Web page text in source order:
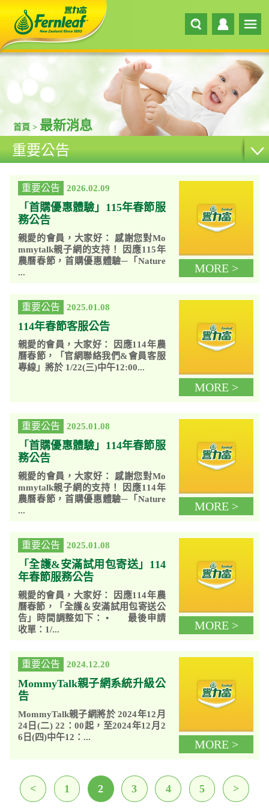
首頁 > 最新消息
重要公告
重要公告 2026.02.09
「首購優惠體驗」115年春節服
務公告
親愛的會員，大家好： 感謝您對Mo
mmytalk親子網的支持！ 因應115年
農曆春節，首購優惠體驗─「Nature
...
MORE >
重要公告 2025.01.08
114年春節客服公告
親愛的會員，大家好： 因應114年農
曆春節，「官網聯絡我們&會員客服
專線」將於 1/22(三)中午12:00...
MORE >
重要公告 2025.01.08
「首購優惠體驗」114年春節服
務公告
親愛的會員，大家好： 感謝您對Mo
mmytalk親子網的支持！ 因應114年
農曆春節，首購優惠體驗─「Nature
...
MORE >
重要公告 2025.01.08
「全護&安滿試用包寄送」114
年春節服務公告
親愛的會員，大家好： 因應114年農
曆春節，「全護＆安滿試用包寄送公
告」時間調整如下： • 最後申請
收單：1/...
MORE >
重要公告 2024.12.20
MommyTalk親子網系統升級公
告
MommyTalk親子網將於 2024年12月
24日(二) 22：00起，至2024年12月2
6日(四)中午12：...
MORE >
< 1 2 3 4 5 >